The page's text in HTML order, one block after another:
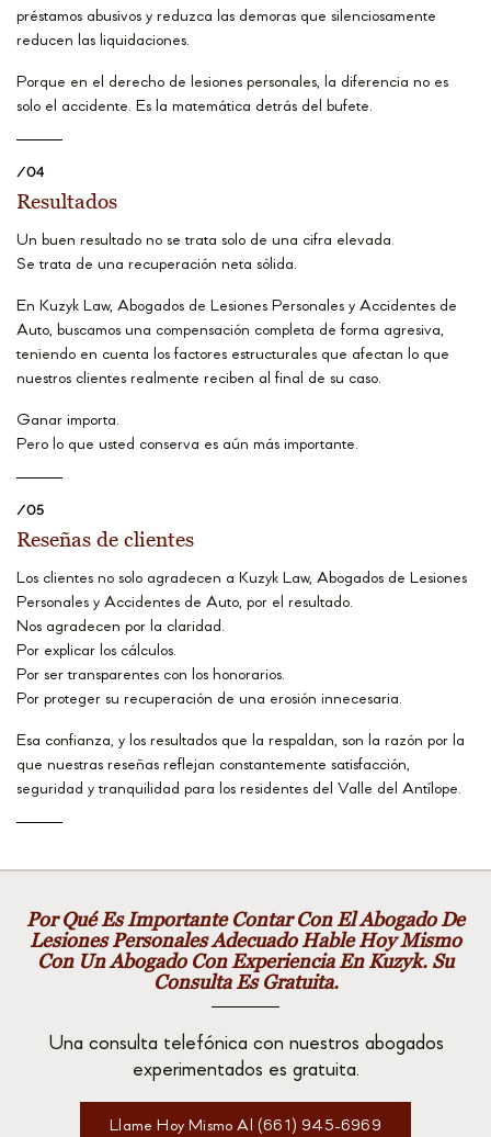
préstamos abusivos y reduzca las demoras que silenciosamente
reducen las liquidaciones.
Porque en el derecho de lesiones personales, la diferencia no es
solo el accidente. Es la matemática detrás del bufete.
/04
Resultados
Un buen resultado no se trata solo de una cifra elevada.
Se trata de una recuperación neta sólida.
En Kuzyk Law, Abogados de Lesiones Personales y Accidentes de
Auto, buscamos una compensación completa de forma agresiva,
teniendo en cuenta los factores estructurales que afectan lo que
nuestros clientes realmente reciben al final de su caso.
Ganar importa.
Pero lo que usted conserva es aún más importante.
/05
Reseñas de clientes
Los clientes no solo agradecen a Kuzyk Law, Abogados de Lesiones
Personales y Accidentes de Auto, por el resultado.
Nos agradecen por la claridad.
Por explicar los cálculos.
Por ser transparentes con los honorarios.
Por proteger su recuperación de una erosión innecesaria.
Esa confianza, y los resultados que la respaldan, son la razón por la
que nuestras reseñas reflejan constantemente satisfacción,
seguridad y tranquilidad para los residentes del Valle del Antílope.
Por Qué Es Importante Contar Con El Abogado De
Lesiones Personales Adecuado Hable Hoy Mismo
Con Un Abogado Con Experiencia En Kuzyk. Su
Consulta Es Gratuita.
Una consulta telefónica con nuestros abogados
experimentados es gratuita.
Llame Hoy Mismo Al (661) 945-6969